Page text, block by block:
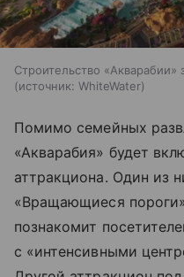
Строительство «Акварабии»
источник: WhiteWater
Помимо семейных
«Акварабия» будет
аттракциона. Один из
«Вращающиеся
познакомит
с «интенсивными